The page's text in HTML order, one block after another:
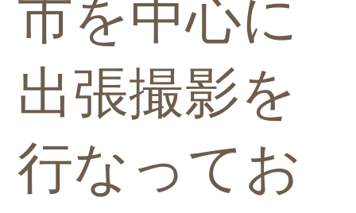
市を中心に
出張撮影を
行なってお